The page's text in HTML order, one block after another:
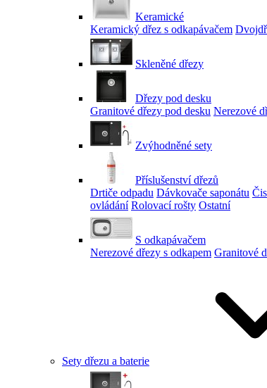
Keramické
Keramický dřez s odkapávačem
Skleněné dřezy
Dřezy pod desku
Granitové dřezy pod desku Nerezové
Zvýhodněné sety
Příslušenství dřezů
Drtiče odpadu Dávkovače saponátu
ovládání Rolovací rošty Ostatní
S odkapávačem
Nerezové dřezy s odkapem Granitové
Sety dřezu a baterie